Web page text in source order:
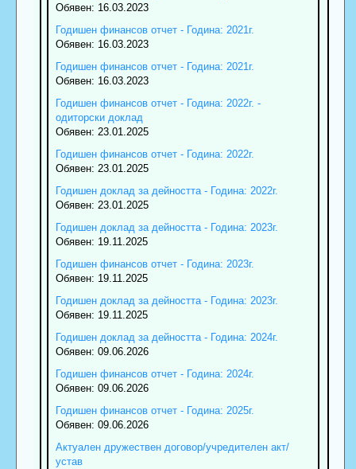
Обявен: 16.03.2023
Годишен финансов отчет - Година: 2021г.
Обявен: 16.03.2023
Годишен финансов отчет - Година: 2021г.
Обявен: 16.03.2023
Годишен финансов отчет - Година: 2022г. -
одиторски доклад
Обявен: 23.01.2025
Годишен финансов отчет - Година: 2022г.
Обявен: 23.01.2025
Годишен доклад за дейността - Година: 2022г.
Обявен: 23.01.2025
Годишен доклад за дейността - Година: 2023г.
Обявен: 19.11.2025
Годишен финансов отчет - Година: 2023г.
Обявен: 19.11.2025
Годишен доклад за дейността - Година: 2023г.
Обявен: 19.11.2025
Годишен доклад за дейността - Година: 2024г.
Обявен: 09.06.2026
Годишен финансов отчет - Година: 2024г.
Обявен: 09.06.2026
Годишен финансов отчет - Година: 2025г.
Обявен: 09.06.2026
Актуален дружествен договор/учредителен акт/
устав